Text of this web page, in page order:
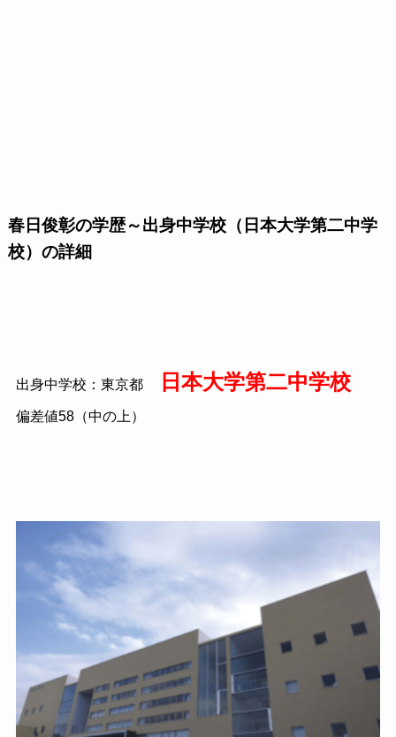
春日俊彰の学歴～出身中学校（日本大学第二中学
校）の詳細
出身中学校：東京都 日本大学第二中学校
偏差値58（中の上）